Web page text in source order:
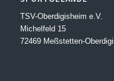
TSV-Oberdigisheim e.V.
Michelfeld 15
72469 Meßstetten-